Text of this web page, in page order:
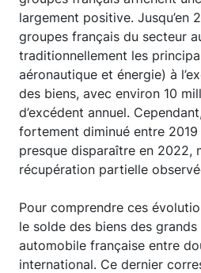
largement positive. Jusqu’en
groupes français du secteur
traditionnellement les
aéronautique et énergie) à
des biens, avec environ 10
d’excédent annuel.
fortement diminué entre 2019
presque disparaître en 2022,
récupération partielle
Pour comprendre ces
le solde des biens des
automobile française entre
international. Ce dernier